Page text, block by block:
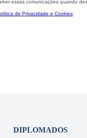
DIPLOMADOS